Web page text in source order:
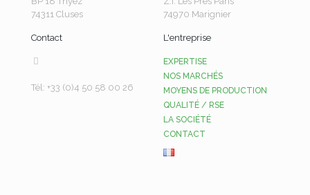
74311 Cluses
74970 Marignier
Contact
Tél: +33 (0)4 50 58 00 26
L'entreprise
EXPERTISE
NOS MARCHÉS
MOYENS DE PRODUCTION
QUALITÉ / RSE
LA SOCIÉTÉ
CONTACT